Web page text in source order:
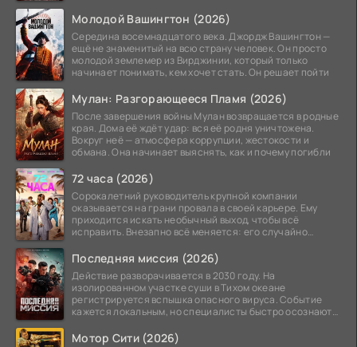
Молодой Вашингтон (2026)
Середина восемнадцатого века. Джордж Вашингтон —
ещё не знаменитый на всю страну человек. Он просто
молодой землемер из Вирджинии, который только
начинает понимать, кем хочет стать. Он решает пойти
Мулан: Разгорающееся Пламя (2026)
После завершения войны Мулан возвращается в родные
края. Дома её ждёт удар: вся её родня уничтожена.
Вокруг неё — атмосфера коррупции, жестокости и
обмана. Она начинает выяснять, как и почему погибли
72 часа (2026)
Сорокалетний руководитель крупной компании
оказывается на грани провала в своей карьере. Ему
приходится искать необычный выход, чтобы всё
исправить. Внезапно всё меняется: его случайно
Последняя миссия (2026)
Действие разворачивается в 2030 году. На
изолированном участке суши в Тихом океане
регистрируется вспышка опасного вируса. Событие
кажется локальным, но специалисты быстро осознают:
Мотор Сити (2026)